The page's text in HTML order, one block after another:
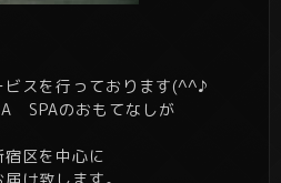
ビスを行っております(^^♪
SPAのおもてなしが
区を中心に